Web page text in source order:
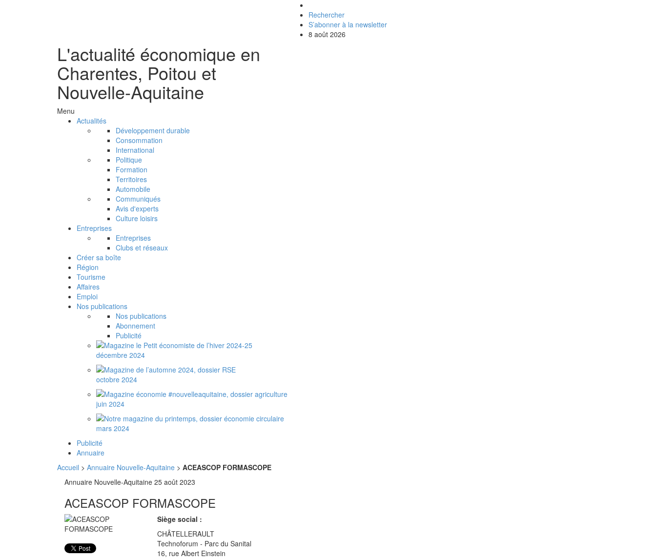
L'actualité économique en
Charentes, Poitou et
Nouvelle-Aquitaine
Rechercher
S’abonner à la newsletter
8 août 2026
Menu
Actualités
Développement durable
Consommation
International
Politique
Formation
Territoires
Automobile
Communiqués
Avis d'experts
Culture loisirs
Entreprises
Entreprises
Clubs et réseaux
Créer sa boîte
Région
Tourisme
Affaires
Emploi
Nos publications
Nos publications
Abonnement
Publicité
décembre 2024
octobre 2024
juin 2024
mars 2024
Publicité
Annuaire
Accueil > Annuaire Nouvelle-Aquitaine > ACEASCOP FORMASCOPE
Annuaire Nouvelle-Aquitaine 25 août 2023
ACEASCOP FORMASCOPE
Siège social :
CHÂTELLERAULT
Technoforum - Parc du Sanital
16, rue Albert Einstein